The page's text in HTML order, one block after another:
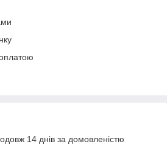
14 днів за домовленістю